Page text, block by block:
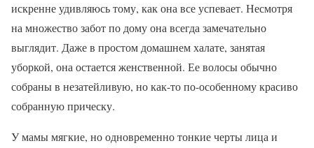
искренне удивляюсь тому, как она все успевает. Несмотря
на множество забот по дому она всегда замечательно
выглядит. Даже в простом домашнем халате, занятая
уборкой, она остается женственной. Ее волосы обычно
собраны в незатейливую, но как-то по-особенному красиво
собранную прическу.
У мамы мягкие, но одновременно тонкие черты лица и